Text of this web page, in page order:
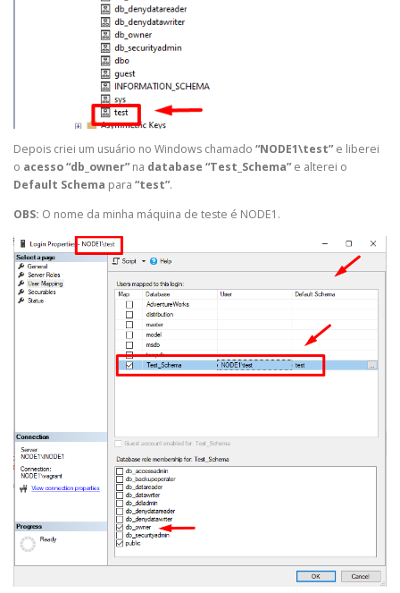
Depois criei um usuário no Windows chamado “NODE1\test”e liberei
o acesso “db_owner”na database “Test_Schema”e alterei o
Default Schema para “test”.
OBS: O nome da minha máquina de teste é NODE1.